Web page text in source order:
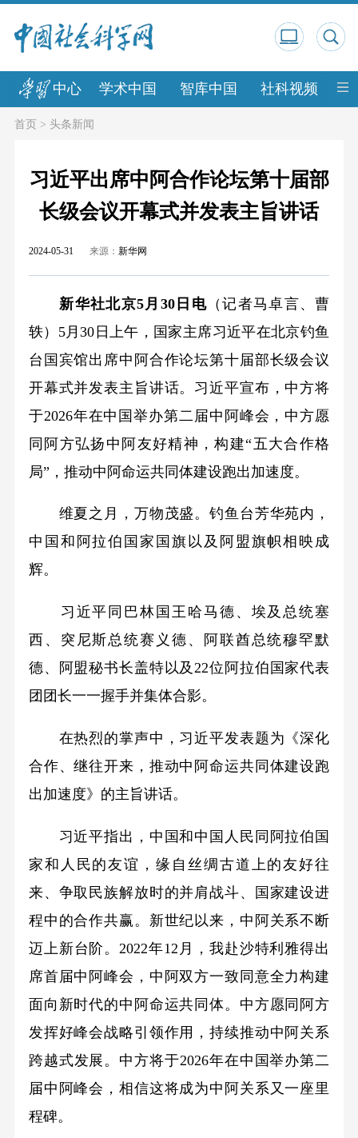
中心 学术中国 智库中国 社科视频 中
首页> 头条新闻
习近平出席中阿合作论坛第十届部
长级会议开幕式并发表主旨讲话
2024-05-31 来源： 新华网
新华社北京5月30日电（记者马卓言、曹
轶）5月30日上午，国家主席习近平在北京钓鱼
台国宾馆出席中阿合作论坛第十届部长级会议
开幕式并发表主旨讲话。习近平宣布，中方将
于2026年在中国举办第二届中阿峰会，中方愿
同阿方弘扬中阿友好精神，构建“五大合作格
局”，推动中阿命运共同体建设跑出加速度。
维夏之月，万物茂盛。钓鱼台芳华苑内，
中国和阿拉伯国家国旗以及阿盟旗帜相映成
辉。
习近平同巴林国王哈马德、埃及总统塞
西、突尼斯总统赛义德、阿联酋总统穆罕默
德、阿盟秘书长盖特以及22位阿拉伯国家代表
团团长一一握手并集体合影。
在热烈的掌声中，习近平发表题为《深化
合作、继往开来，推动中阿命运共同体建设跑
出加速度》的主旨讲话。
习近平指出，中国和中国人民同阿拉伯国
家和人民的友谊，缘自丝绸古道上的友好往
来、争取民族解放时的并肩战斗、国家建设进
程中的合作共赢。新世纪以来，中阿关系不断
迈上新台阶。2022年12月，我赴沙特利雅得出
席首届中阿峰会，中阿双方一致同意全力构建
面向新时代的中阿命运共同体。中方愿同阿方
发挥好峰会战略引领作用，持续推动中阿关系
跨越式发展。中方将于2026年在中国举办第二
届中阿峰会，相信这将成为中阿关系又一座里
程碑。